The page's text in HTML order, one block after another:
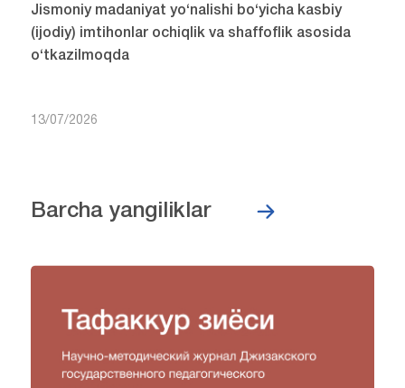
Jismoniy madaniyat yo‘nalishi bo‘yicha kasbiy
(ijodiy) imtihonlar ochiqlik va shaffoflik asosida
o‘tkazilmoqda
13/07/2026
Barcha yangiliklar